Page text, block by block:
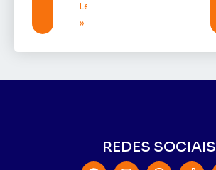
Leia mais
»
REDES SOCIAIS